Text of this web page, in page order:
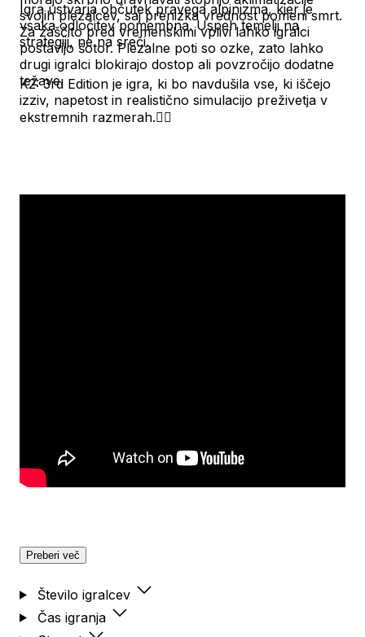
svojih plezalcev, saj prenizka vrednost pomeni smrt.
Za zaščito pred vremenskimi vplivi lahko igralci
postavijo šotor. Plezalne poti so ozke, zato lahko
drugi igralci blokirajo dostop ali povzročijo dodatne
težave.
Igra ustvarja občutek pravega alpinizma, kjer je
vsaka odločitev pomembna. Uspeh temelji na
strategiji, ne na sreči.
K2: 3rd Edition je igra, ki bo navdušila vse, ki iščejo
izziv, napetost in realistično simulacijo preživetja v
ekstremnih razmerah.🧗‍♂️
Preberi več
Število igralcev
Čas igranja